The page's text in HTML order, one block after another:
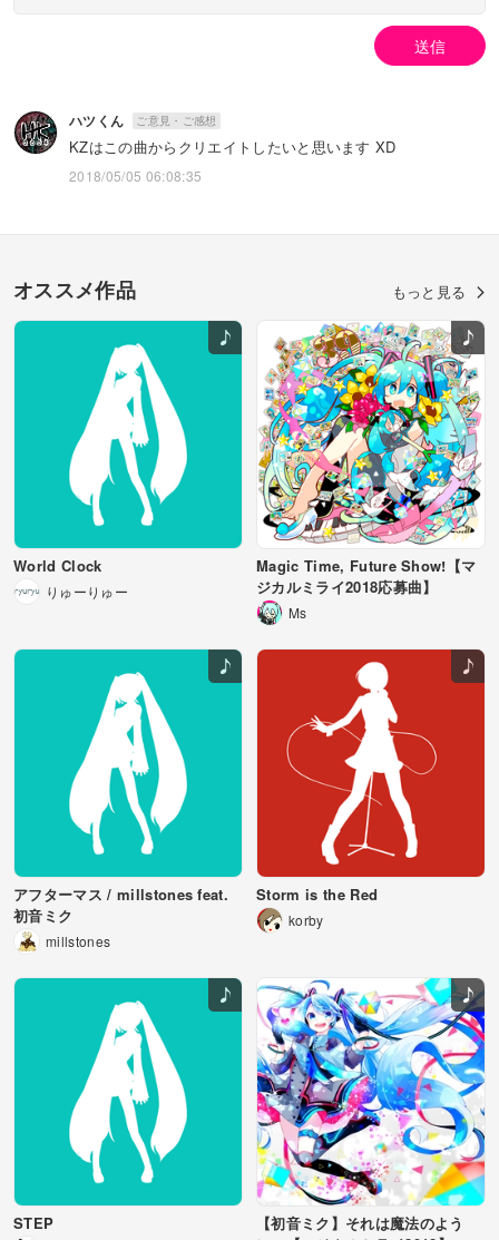
どこまでも響く
君と奏でられたその音なら
そんな歌に意味が生まれて
ここに一つだけ
ここに一つだけ
うまく言えなくて 君に伝わらなくて
それでも それでもさ 諦めずに探してた
何かに成りたくて
それでも描いてた
この音が
この歌が
きっと
見上げたそらに浮かんだ言葉
君と奏でられたその音なら
ずっとここにある
ずっとここにある
きっとどこまでも響いてゆくから
そんな歌に意味が生まれて
君と僕を繋いでいくから
ここに一つだけ
ここに一つだけ
何かに成りたくて
何にもなれなくて
歌って
どこまでも届く
見上げたそらに浮かんだ言葉
君と奏でられたその音なら
ずっとここにある
ずっとここにある
きっとどこまでも響いてゆくから
そんな歌に意味が生まれて
君と僕を繋いでいくから
送信
ハツくん ご意見・ご感想
KZはこの曲からクリエイトしたいと思います XD
2018/05/05 06:08:35
オススメ作品 もっと見る
World Clock
りゅーりゅー
Magic Time, Future Show!【マ
ジカルミライ2018応募曲】
Ms
アフターマス / millstones feat.
初音ミク
millstones
Storm is the Red
korby
STEP
【初音ミク】それは魔法のよう